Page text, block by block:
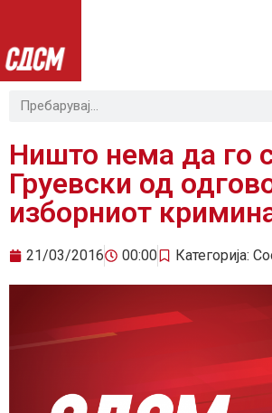
Ништо нема да го
Груевски од
изборниот
21/03/2016 00:00 Категорија: